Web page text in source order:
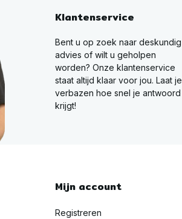
Klantenservice
Bent u op zoek naar deskundig
advies of wilt u geholpen
worden? Onze klantenservice
staat altijd klaar voor jou. Laat je
verbazen hoe snel je antwoord
krijgt!
Mijn account
Registreren